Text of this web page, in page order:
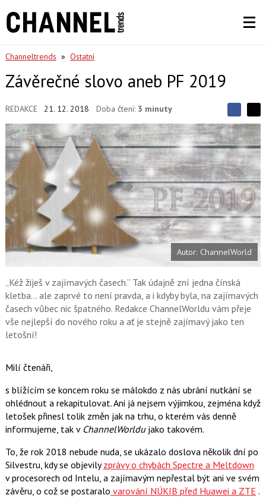
Channeltrends » Ostatní
Závěrečné slovo aneb PF 2019
REDAKCE 21. 12. 2018 Doba čtení: 3 minuty
S
d
í
l
e
t
S
d
l
j
t
e
n
F
a
e
b
o
o
u
d
l
e
j
t
e
n
a
í
i
X
Autor: ChannelWorld
„Kéž žiješ v zajímavých časech.“ Tak údajně zní jedna čínská
kletba... ale zaprvé to není pravda, a i kdyby byla, na zajímavých
časech vůbec nic špatného. Redakce ChannelWorldu vám přeje
vše nejlepší do nového roku a ať je stejně zajímavý jako ten
letošní!
Milí čtenáři,
s blížícím se koncem roku se málokdo z nás ubrání nutkání se
ohlédnout a rekapitulovat. Ani já nejsem výjimkou, zejména když
letošek přinesl tolik změn jak na trhu, o kterém vás denně
informujeme, tak v ChannelWorldujako takovém.
To, že rok 2018 nebude nuda, se ukázalo doslova několik dní po
Silvestru, kdy se objevilyzprávy o chybách Spectre a Meltdown
v procesorech od Intelu, a zajímavým nepřestal být ani ve svém
závěru, o což se postaralo varování NÚKIB před Huawei a ZTE .